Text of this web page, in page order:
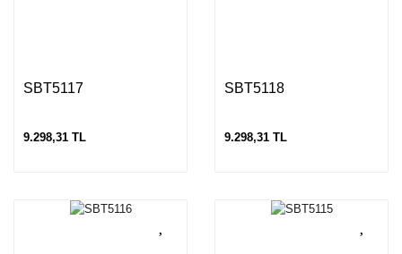
SBT5117
9.298,31 TL
SBT5118
9.298,31 TL